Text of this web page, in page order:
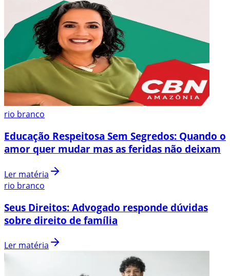
rio branco
Educação Respeitosa Sem Segredos: Quando o
amor quer mudar mas as feridas não deixam
Ler matéria
rio branco
Seus Direitos: Advogado responde dúvidas
sobre direito de família
Ler matéria